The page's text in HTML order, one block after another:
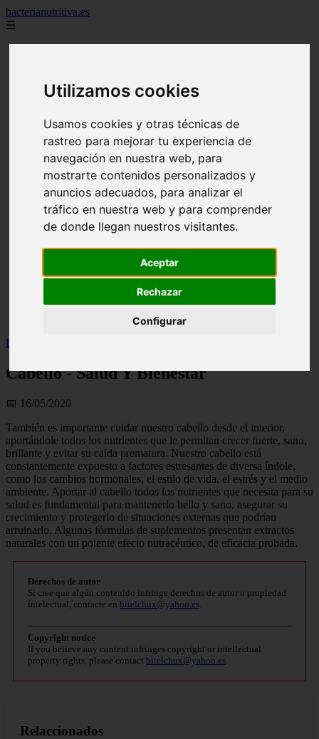
Utilizamos cookies
Usamos cookies y otras técnicas de
rastreo para mejorar tu experiencia de
navegación en nuestra web, para
mostrarte contenidos personalizados y
anuncios adecuados, para analizar el
tráfico en nuestra web y para comprender
de donde llegan nuestros visitantes.
Aceptar
Rechazar
Configurar
bacterianutritiva.es
☰
batidos
blog
casero
cuanto
dieta
dormir
ejercicio
engorda
es_es
gluten
magnesio
mujer
secundarios
Inicio
Cabello - Salud Y Bienestar
📅 16/05/2020
También es importante cuidar nuestro cabello desde el interior,
aportándole todos los nutrientes que le permitan crecer fuerte, sano,
brillante y evitar su caída prematura. Nuestro cabello está
constantemente expuesto a factores estresantes de diversa índole,
como los cambios hormonales, el estilo de vida, el estrés y el medio
ambiente. Aportar al cabello todos los nutrientes que necesita para su
salud es fundamental para mantenerlo bello y sano, asegurar su
crecimiento y protegerlo de situaciones externas que podrían
arruinarlo. Algunas fórmulas de suplementos presentan extractos
naturales con un potente efecto nutracéutico, de eficacia probada.
Derechos de autor
Si cree que algún contenido infringe derechos de autor o propiedad
intelectual, contacte en bitelchux@yahoo.es
Copyright notice
If you believe any content infringes copyright or intellectual
property rights, please contact bitelchux@yahoo.es
Relaccionados